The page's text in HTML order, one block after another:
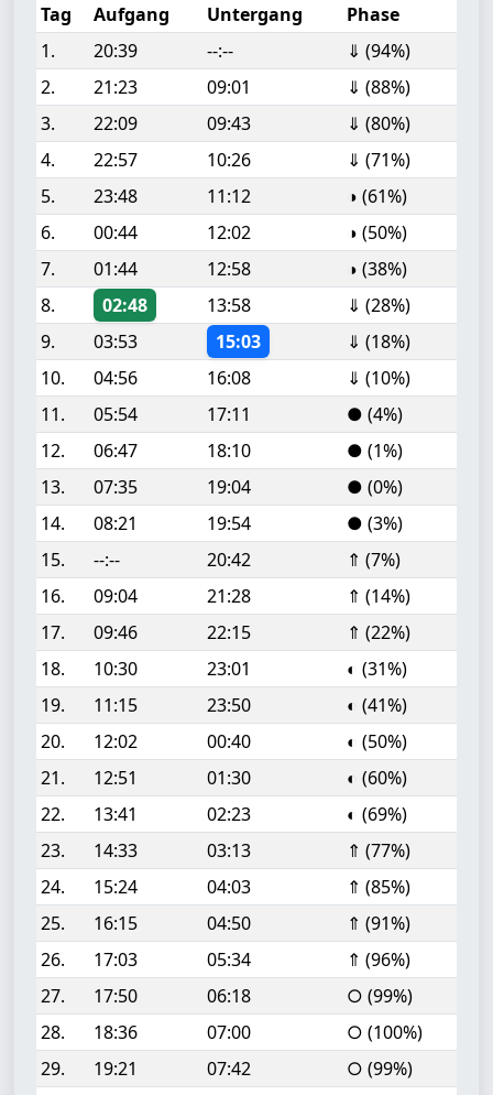
Tag
Aufgang Untergang
Phase
1.
20:39 --:--
⇓ (94%)
2.
21:23 09:01
⇓ (88%)
3.
22:09 09:43
⇓ (80%)
4.
22:57 10:26
⇓ (71%)
5.
23:48 11:12
◑ (61%)
6.
00:44 12:02
◑ (50%)
7.
01:44 12:58
◑ (38%)
8.
02:48 13:58
⇓ (28%)
9.
03:53 15:03
⇓ (18%)
10.
04:56 16:08
⇓ (10%)
11.
05:54 17:11
● (4%)
12.
06:47 18:10
● (1%)
13.
07:35 19:04
● (0%)
14.
08:21 19:54
● (3%)
15.
--:-- 20:42
⇑ (7%)
16.
09:04 21:28
⇑ (14%)
17.
09:46 22:15
⇑ (22%)
18.
10:30 23:01
◐ (31%)
19.
11:15 23:50
◐ (41%)
20.
12:02 00:40
◐ (50%)
21.
12:51 01:30
◐ (60%)
22.
13:41 02:23
◐ (69%)
23.
14:33 03:13
⇑ (77%)
24.
15:24 04:03
⇑ (85%)
25.
16:15 04:50
⇑ (91%)
26.
17:03 05:34
⇑ (96%)
27.
17:50 06:18
○ (99%)
28.
18:36 07:00
○ (100%)
29.
19:21 07:42
○ (99%)